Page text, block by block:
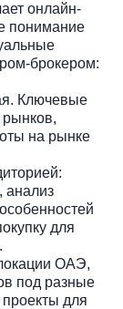
онлайн-
понимание
брокером:
Ключевые
рынков,
на рынке
анализ
для
ОАЭ,
под разные
для